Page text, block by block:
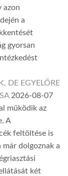
azon
a
gyorsan
DE EGYELŐRE
2026-08-07
működik az
A
feltöltése is
már dolgoznak a
két